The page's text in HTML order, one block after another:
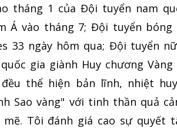
tháng 1 của Đội tuyển nam
Á vào tháng 7; Đội tuyển
33 ngày hôm qua; Đội tuyển
gia giành Huy chương
thể hiện bản lĩnh, nhiệt
Sao vàng" với tinh thần quả
mẽ. Tôi đánh giá cao sự quyết